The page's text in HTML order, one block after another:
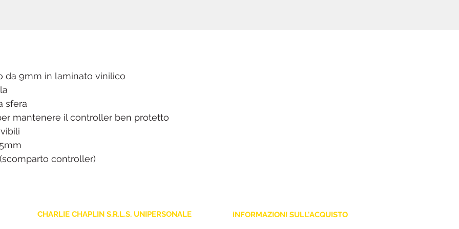
da 9mm in laminato vinilico
sfera
mantenere il controller ben protetto
controller)
CHARLIE CHAPLIN S.R.L.S. UNIPERSONALE iNFORMAZIONI SULL'ACQUISTO